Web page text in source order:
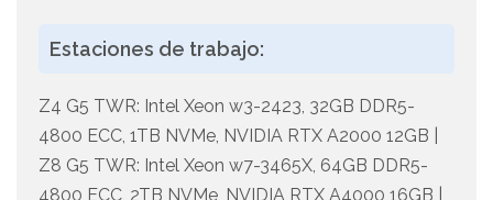
Estaciones de trabajo:
Z4 G5 TWR: Intel Xeon w3-2423, 32GB DDR5-
4800 ECC, 1TB NVMe, NVIDIA RTX A2000 12GB |
Z8 G5 TWR: Intel Xeon w7-3465X, 64GB DDR5-
4800 ECC, 2TB NVMe, NVIDIA RTX A4000 16GB |